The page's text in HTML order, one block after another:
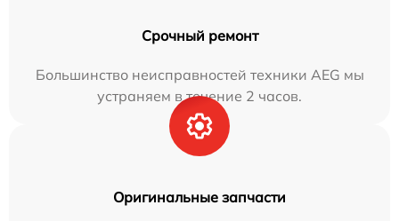
Срочный ремонт
Большинство неисправностей техники AEG мы
устраняем в течение 2 часов.
Оригинальные запчасти